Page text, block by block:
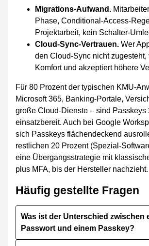
Migrations-Aufwand.
Phase, Conditional-Access-
Projektarbeit, kein Schalter-
Cloud-Sync-Vertrauen.Wer
den Cloud-Sync nicht zugesteht,
Komfort und akzeptiert höhere
Für 80 Prozent der typischen KMU-
Microsoft 365, Banking-Portale,
große Cloud-Dienste – sind Passkeys
einsatzbereit. Auch bei Google
sich Passkeys flächendeckend
restlichen 20 Prozent (Spezial-
eine Übergangsstrategie mit
plus MFA, bis der Hersteller nachzieht.
Häufig gestellte Fragen
Was ist der Unterschied zwischen
Passwort und einem Passkey?